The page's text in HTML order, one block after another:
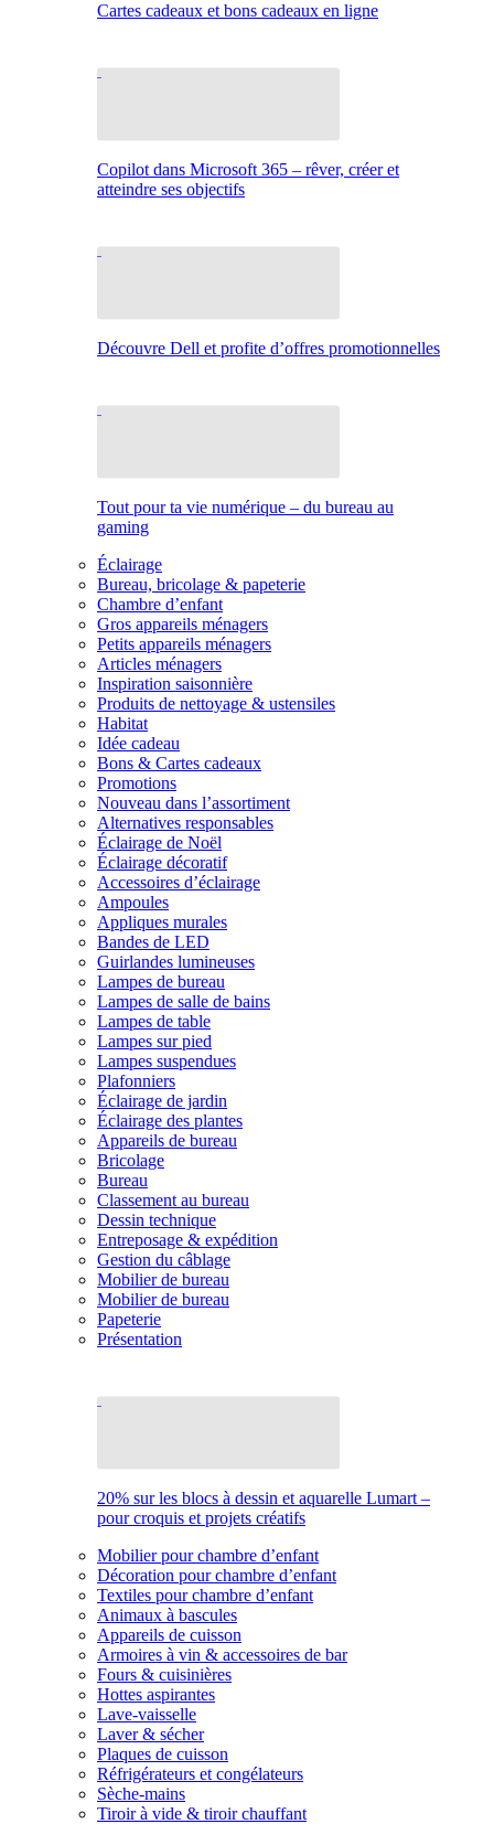
Cartes cadeaux et bons cadeaux en ligne
Copilot dans Microsoft 365 – rêver, créer et
atteindre ses objectifs
Découvre Dell et profite d’offres promotionnelles
Tout pour ta vie numérique – du bureau au
gaming
Éclairage
Bureau, bricolage & papeterie
Chambre d’enfant
Gros appareils ménagers
Petits appareils ménagers
Articles ménagers
Inspiration saisonnière
Produits de nettoyage & ustensiles
Habitat
Idée cadeau
Bons & Cartes cadeaux
Promotions
Nouveau dans l’assortiment
Alternatives responsables
Éclairage de Noël
Éclairage décoratif
Accessoires d’éclairage
Ampoules
Appliques murales
Bandes de LED
Guirlandes lumineuses
Lampes de bureau
Lampes de salle de bains
Lampes de table
Lampes sur pied
Lampes suspendues
Plafonniers
Éclairage de jardin
Éclairage des plantes
Appareils de bureau
Bricolage
Bureau
Classement au bureau
Dessin technique
Entreposage & expédition
Gestion du câblage
Mobilier de bureau
Mobilier de bureau
Papeterie
Présentation
20% sur les blocs à dessin et aquarelle Lumart –
pour croquis et projets créatifs
Mobilier pour chambre d’enfant
Décoration pour chambre d’enfant
Textiles pour chambre d’enfant
Animaux à bascules
Appareils de cuisson
Armoires à vin & accessoires de bar
Fours & cuisinières
Hottes aspirantes
Lave-vaisselle
Laver & sécher
Plaques de cuisson
Réfrigérateurs et congélateurs
Sèche-mains
Tiroir à vide & tiroir chauffant